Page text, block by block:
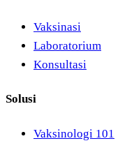
Vaksinasi
Laboratorium
Konsultasi
Solusi
Vaksinologi 101